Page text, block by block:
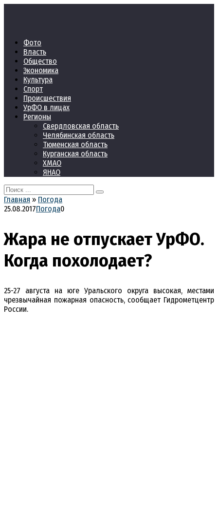
Фото
Власть
Общество
Экономика
Культура
Спорт
Происшествия
УрФО в лицах
Регионы
Свердловская область
Челябинская область
Тюменская область
Курганская область
ХМАО
ЯНАО
Search
for:
Главная » Погода
25.08.2017Погода0
Жара не отпускает УрФО.
Когда похолодает?
25-27 августа на юге Уральского округа высокая, местами
чрезвычайная пожарная опасность, сообщает Гидрометцентр
России.